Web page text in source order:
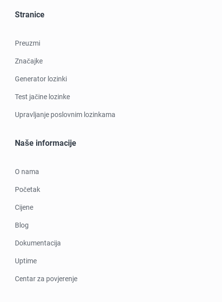
Stranice
Preuzmi
Značajke
Generator lozinki
Test jačine lozinke
Upravljanje poslovnim lozinkama
Naše informacije
O nama
Početak
Cijene
Blog
Dokumentacija
Uptime
Centar za povjerenje